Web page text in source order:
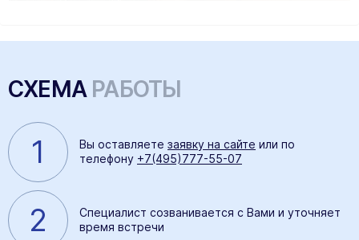
СХЕМА РАБОТЫ
1 Вы оставляете заявку на сайте или по
телефону +7(495)777-55-07
2
Специалист созванивается с Вами и уточняет
время встречи